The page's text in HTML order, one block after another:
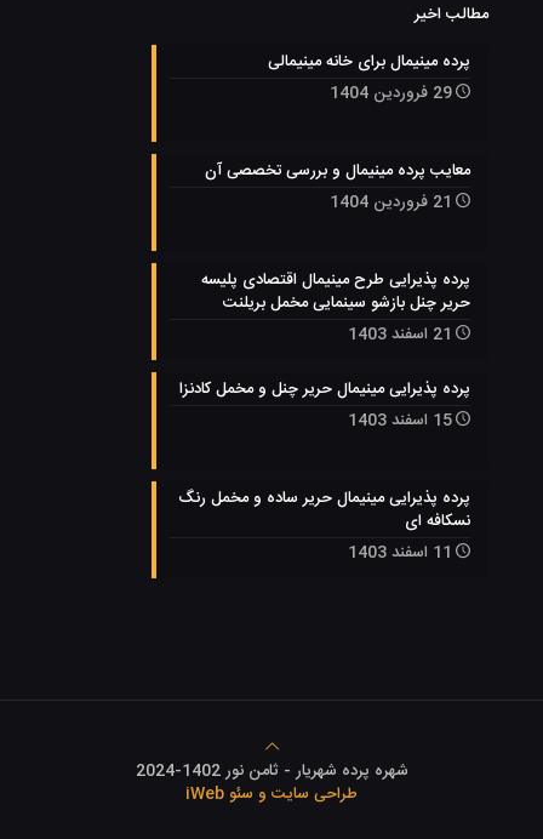
مطالب اخیر
پرده مینیمال برای خانه مینیمالی
29 فروردین 1404
معایب پرده مینیمال و بررسی تخصصی آن
21 فروردین 1404
پرده پذیرایی طرح مینیمال اقتصادی پلیسه
حریر چنل بازشو سینمایی مخمل بریلنت
21 اسفند 1403
پرده پذیرایی مینیمال حریر چنل و مخمل کادنزا
15 اسفند 1403
پرده پذیرایی مینیمال حریر ساده و مخمل رنگ
نسکافه ای
11 اسفند 1403
شهره پرده شهریار - ثامن نور 1402-2024
طراحی سایت و سئو iWeb